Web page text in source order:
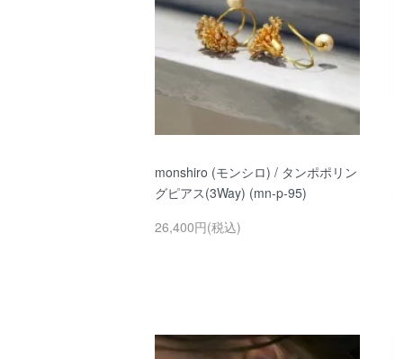
monshiro (モンシロ) / タンポポリン
グピアス(3Way) (mn-p-95)
26,400円(税込)